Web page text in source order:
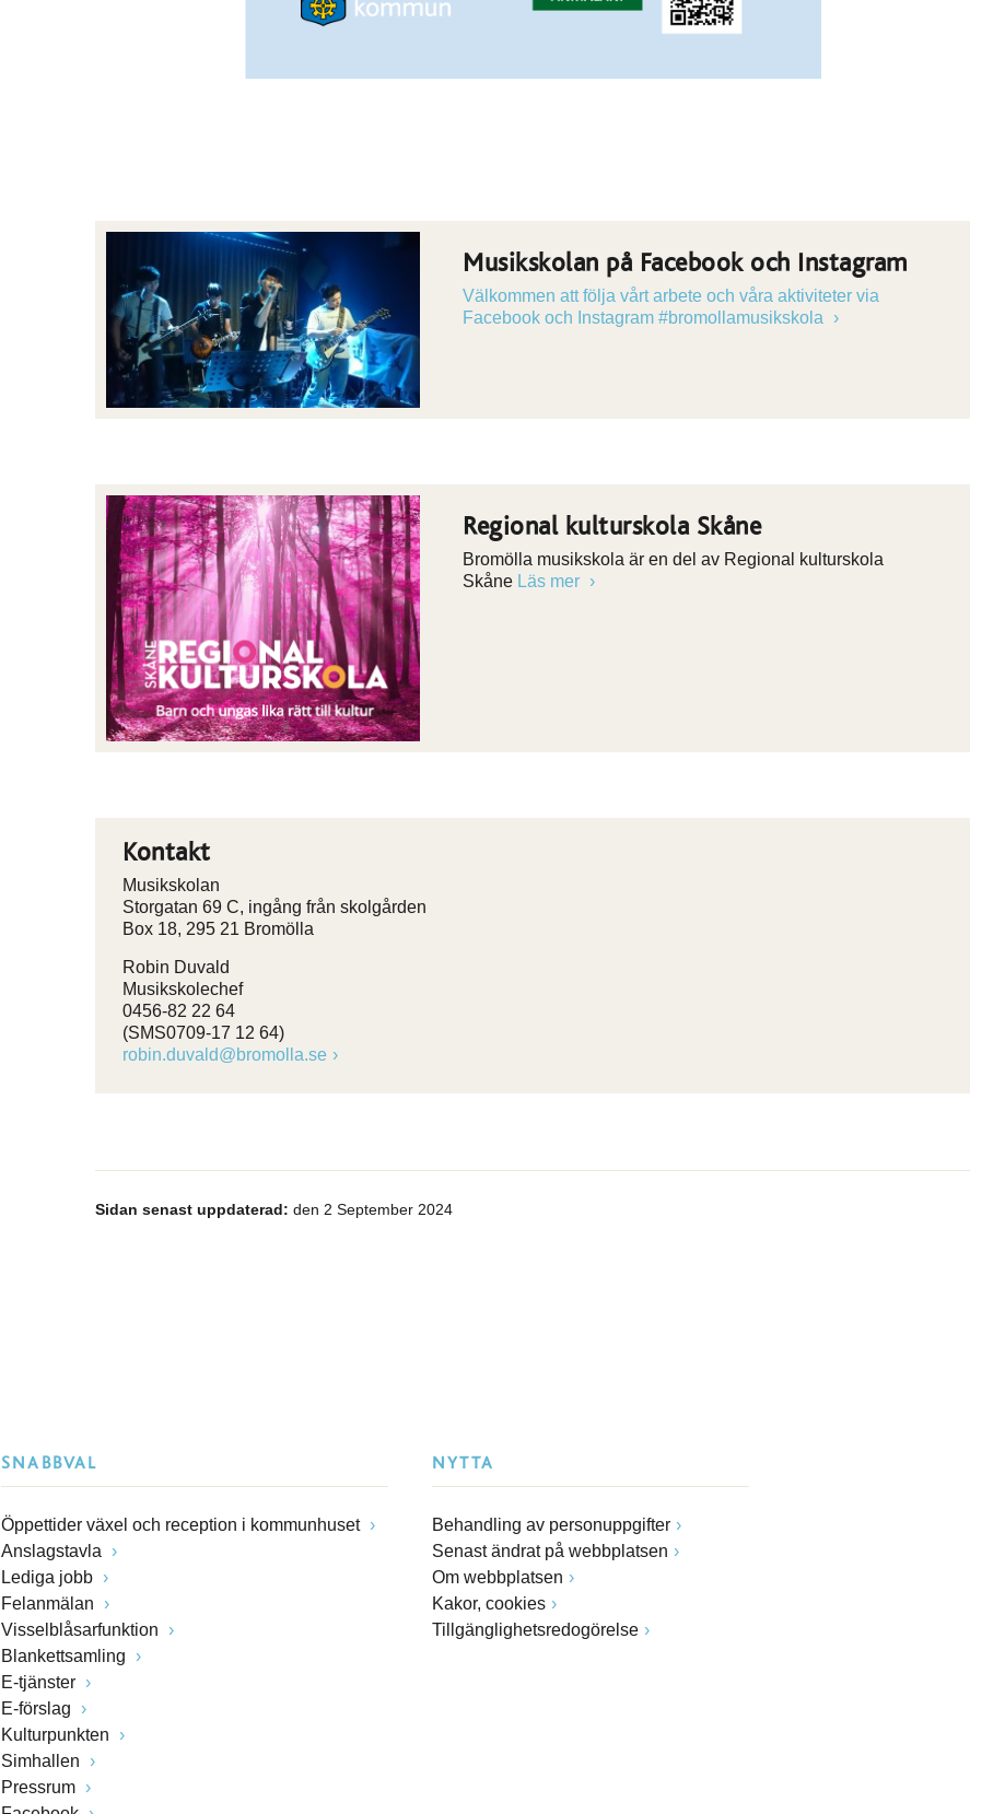
Musikskolan på Facebook och Instagram
Välkommen att följa vårt arbete och våra aktiviteter via
Facebook och Instagram #bromollamusikskola
Regional kulturskola Skåne
Bromölla musikskola är en del av Regional kulturskola
Skåne Läs mer
Kontakt
Musikskolan
Storgatan 69 C, ingång från skolgården
Box 18, 295 21 Bromölla
Robin Duvald
Musikskolechef
0456-82 22 64
(SMS0709-17 12 64)
robin.duvald@bromolla.se
Sidan senast uppdaterad: den 2 September 2024
SNABBVAL
Öppettider växel och reception i kommunhuset
Anslagstavla
Lediga jobb
Felanmälan
Visselblåsarfunktion
Blankettsamling
E-tjänster
E-förslag
Kulturpunkten
Simhallen
Pressrum
NYTTA
Behandling av personuppgifter
Senast ändrat på webbplatsen
Om webbplatsen
Kakor, cookies
Tillgänglighetsredogörelse